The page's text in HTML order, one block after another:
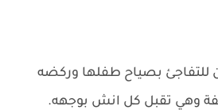
للتفاجئ بصياح طفلها وركضه
وهي تقبل كل انش بوجهه.